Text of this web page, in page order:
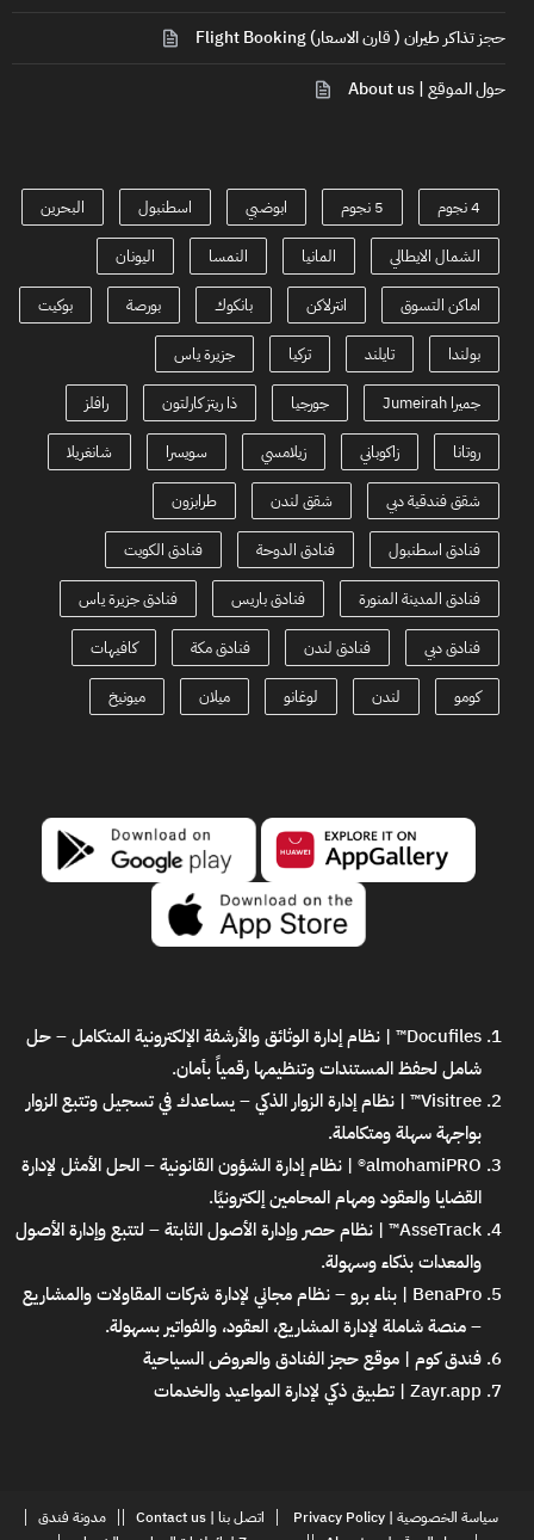
حجز تذاكر طيران ( قارن الاسعار) Flight Booking
حول الموقع | About us
4 نجوم 5 نجوم ابوضبي اسطنبول البحرين
الشمال الايطالي المانيا النمسا اليونان
اماكن التسوق انترلاكن بانكوك بورصة بوكيت
بولندا تايلند تركيا جزيرة ياس
جميرا Jumeirah جورجيا ذا ريتز كارلتون رافلز
روتانا زاكوباني زيلامسي سويسرا شانغريلا
شقق فندقية دبي شقق لندن طرابزون
فنادق اسطنبول فنادق الدوحة فنادق الكويت
فنادق المدينة المنورة فنادق باريس فنادق جزيرة ياس
فنادق دبي فنادق لندن فنادق مكة كافيهات
كومو لندن لوغانو ميلان ميونيخ
Docufiles™ | نظام إدارة الوثائق والأرشفة الإلكترونية المتكامل
– حل
شامل لحفظ المستندات وتنظيمها رقمياً بأمان.
Visitree™ | نظام إدارة الزوار الذكي
– يساعدك في تسجيل وتتبع الزوار
بواجهة سهلة ومتكاملة.
almohamiPRO® | نظام إدارة الشؤون القانونية
– الحل الأمثل لإدارة
القضايا والعقود ومهام المحامين إلكترونيًا.
AsseTrack™ | نظام حصر وإدارة الأصول الثابتة
– لتتبع وإدارة الأصول
والمعدات بذكاء وسهولة.
BenaPro | بناء برو – نظام مجاني لإدارة شركات المقاولات والمشاريع
– منصة شاملة لإدارة المشاريع، العقود، والفواتير بسهولة.
فندق كوم | موقع حجز الفنادق والعروض السياحية
Zayr.app | تطبيق ذكي لإدارة المواعيد والخدمات
سياسة الخصوصية | Privacy Policy اتصل بنا | Contact us
مدونة فندق